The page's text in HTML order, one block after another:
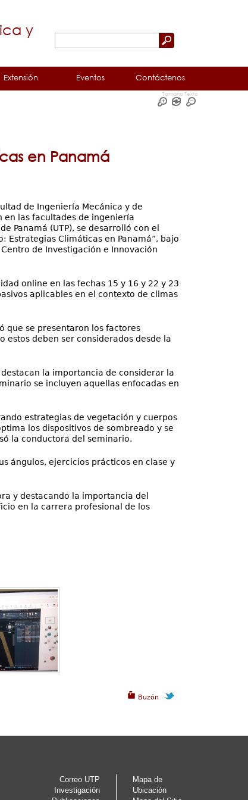
y
Extensión Eventos Contáctenos
Tamaño Texto
en Panamá
de Ingeniería Mecánica y de
en las facultades de ingeniería
Panamá (UTP), se desarrolló con el
Estrategias Climáticas en Panamá”, bajo
de Investigación e Innovación
online en las fechas 15 y 16 y 22 y 23
aplicables en el contexto de climas
que se presentaron los factores
deben ser considerados desde la
la importancia de considerar la
se incluyen aquellas enfocadas en
estrategias de vegetación y cuerpos
los dispositivos de sombreado y se
la conductora del seminario.
ángulos, ejercicios prácticos en clase y
y destacando la importancia del
en la carrera profesional de los
Buzón
Correo UTP
Investigación
Mapa de
Ubicación